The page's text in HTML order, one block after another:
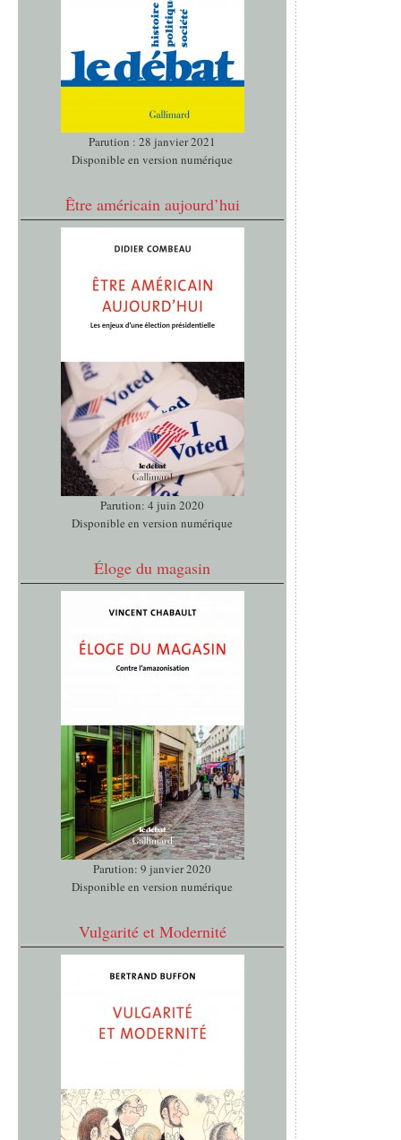
Parution : 28 janvier 2021
Disponible en version numérique
Être américain aujourd’hui
Parution: 4 juin 2020
Disponible en version numérique
Éloge du magasin
Parution: 9 janvier 2020
Disponible en version numérique
Vulgarité et Modernité